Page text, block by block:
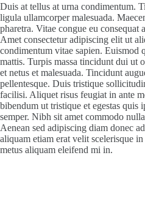
Duis at tellus at urna condimentum.
ligula ullamcorper malesuada.
pharetra. Vitae congue eu consequat
Amet consectetur adipiscing elit ut
condimentum vitae sapien. Euismod
mattis. Turpis massa tincidunt dui ut
et netus et malesuada. Tincidunt
pellentesque. Duis tristique
facilisi. Aliquet risus feugiat in ante
bibendum ut tristique et egestas quis
semper. Nibh sit amet commodo
Aenean sed adipiscing diam donec
aliquam etiam erat velit scelerisque
metus aliquam eleifend mi in.